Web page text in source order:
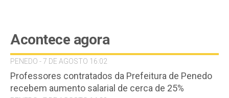
Acontece agora
PENEDO - 7 DE AGOSTO 16:02
Professores contratados da Prefeitura de Penedo
recebem aumento salarial de cerca de 25%